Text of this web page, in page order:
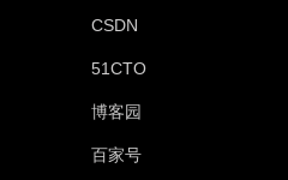
CSDN
51CTO
博客园
百家号